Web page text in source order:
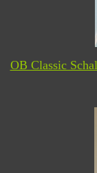
OB Classic